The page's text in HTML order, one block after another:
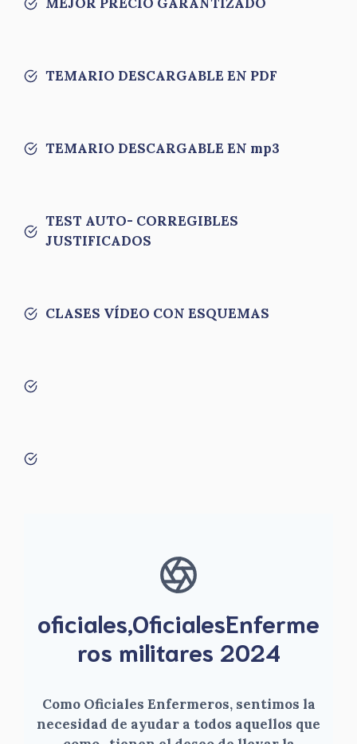
TEMARIO DESCARGABLE EN PDF
TEMARIO DESCARGABLE EN mp3
TEST AUTO- CORREGIBLES
JUSTIFICADOS
CLASES VÍDEO CON ESQUEMAS
oficiales,OficialesEnferme
ros militares 2024
Como Oficiales Enfermeros, sentimos la
necesidad de ayudar a todos aquellos que